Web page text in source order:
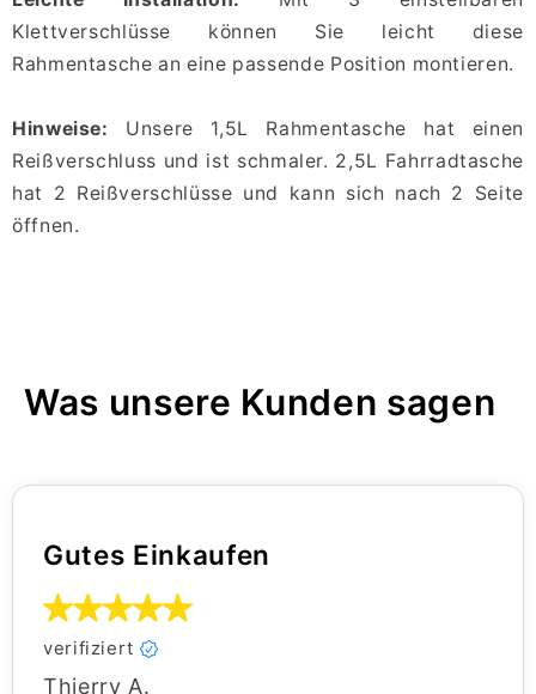
Klettverschlüsse können Sie leicht diese
Rahmentasche an eine passende Position montieren.
Hinweise: Unsere 1,5L Rahmentasche hat einen
Reißverschluss und ist schmaler. 2,5L Fahrradtasche
hat 2 Reißverschlüsse und kann sich nach 2 Seite
öffnen.
Was unsere Kunden sagen
Gutes Einkaufen
verifiziert
Thierry A.